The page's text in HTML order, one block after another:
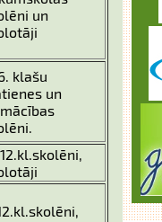
un
klašu
un